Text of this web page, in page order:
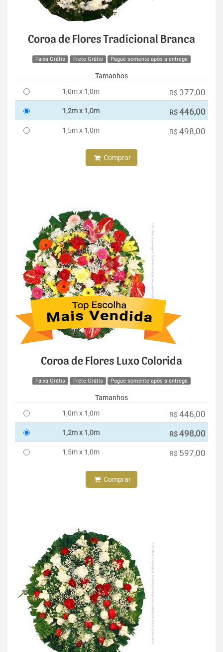
Coroa de Flores Tradicional Branca
Faixa Grátis Frete Grátis Pague somente após a entrega
Tamanhos
1,0m x 1,0m
R$ 377,00
1,2m x 1,0m R$446,00
1,5m x 1,0m R$ 498,00
Comprar
Coroa de Flores Luxo Colorida
Faixa Grátis Frete Grátis Pague somente após a entrega
Tamanhos
1,0m x 1,0m
R$ 446,00
1,2m x 1,0m R$498,00
1,5m x 1,0m R$ 597,00
Comprar